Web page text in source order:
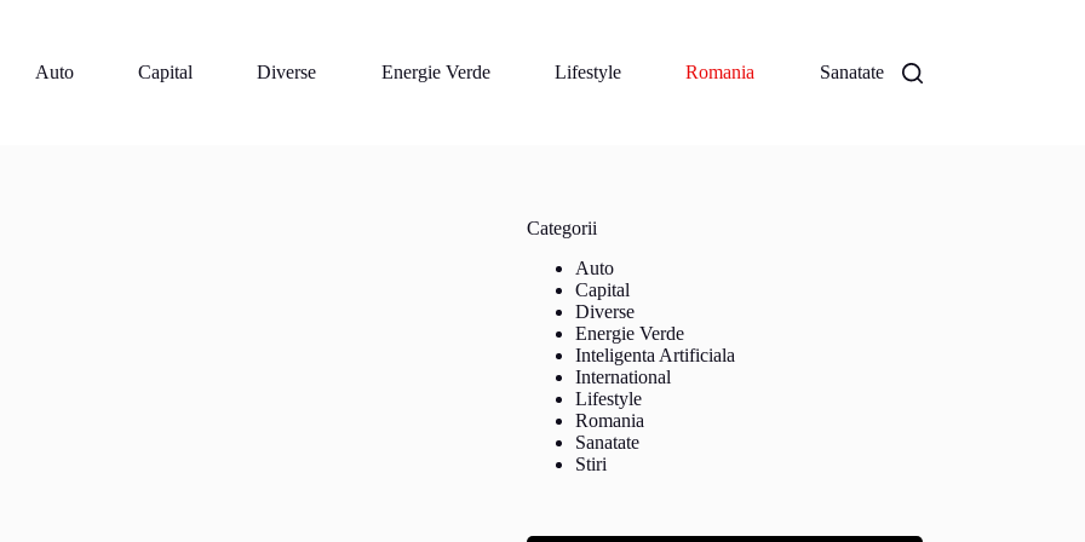
Auto
Capital Diverse Energie Verde Lifestyle Romania Sanatate
Categorii
Auto
Capital
Diverse
Energie Verde
Inteligenta Artificiala
International
Lifestyle
Romania
Sanatate
Stiri